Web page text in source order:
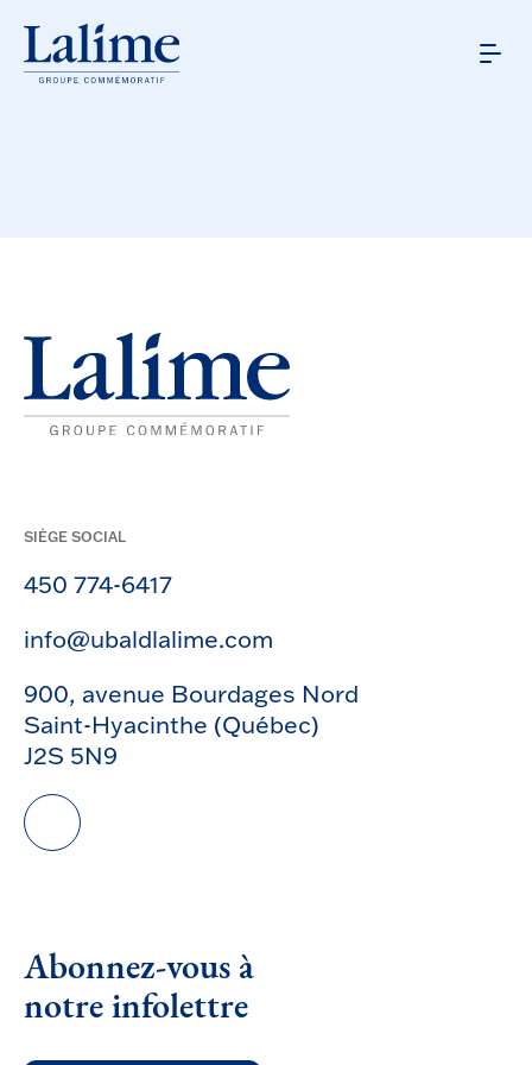
SIÈGE SOCIAL
450 774-6417
info@ubaldlalime.com
900, avenue Bourdages Nord
Saint-Hyacinthe (Québec)
J2S 5N9
Abonnez-vous à
notre infolettre